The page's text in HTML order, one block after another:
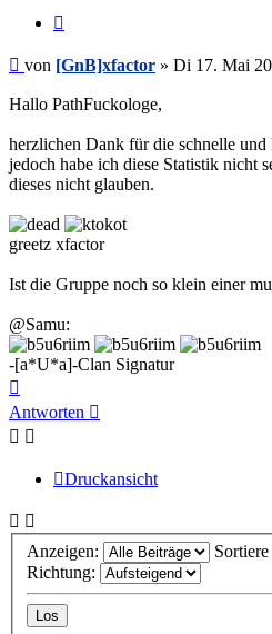
Beitrag
von [GnB]xfactor » Di 17. Mai
Hallo PathFuckologe,
herzlichen Dank für die schnelle
jedoch habe ich diese Statistik nicht
dieses nicht glauben.
greetz xfactor
Ist die Gruppe noch so klein einer
@Samu:
-[a*U*a]-Clan Signatur
oben
Antworten
Druckansicht
Anzeigen:
Richtung: